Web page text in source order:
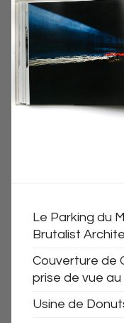
Le Parking du
Brutalist
Couverture de
prise de vue
Usine de